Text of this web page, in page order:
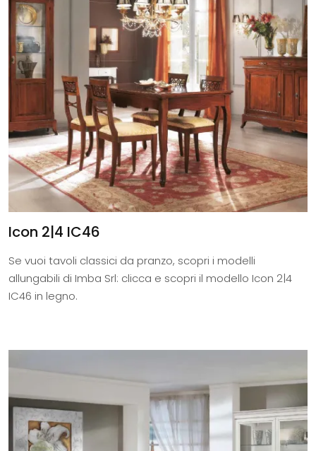
Icon 2|4 IC46
Se vuoi tavoli classici da pranzo, scopri i modelli
allungabili di Imba Srl: clicca e scopri il modello Icon 2|4
IC46 in legno.